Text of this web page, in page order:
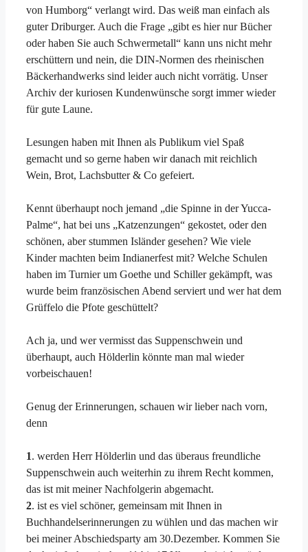
von Humborg“ verlangt wird. Das weiß man einfach als
guter Driburger. Auch die Frage „gibt es hier nur Bücher
oder haben Sie auch Schwermetall“ kann uns nicht mehr
erschüttern und nein, die DIN-Normen des rheinischen
Bäckerhandwerks sind leider auch nicht vorrätig. Unser
Archiv der kuriosen Kundenwünsche sorgt immer wieder
für gute Laune.
Lesungen haben mit Ihnen als Publikum viel Spaß
gemacht und so gerne haben wir danach mit reichlich
Wein, Brot, Lachsbutter & Co gefeiert.
Kennt überhaupt noch jemand „die Spinne in der Yucca-
Palme“, hat bei uns „Katzenzungen“ gekostet, oder den
schönen, aber stummen Isländer gesehen? Wie viele
Kinder machten beim Indianerfest mit? Welche Schulen
haben im Turnier um Goethe und Schiller gekämpft, was
wurde beim französischen Abend serviert und wer hat dem
Grüffelo die Pfote geschüttelt?
Ach ja, und wer vermisst das Suppenschwein und
überhaupt, auch Hölderlin könnte man mal wieder
vorbeischauen!
Genug der Erinnerungen, schauen wir lieber nach vorn,
denn
1. werden Herr Hölderlin und das überaus freundliche
Suppenschwein auch weiterhin zu ihrem Recht kommen,
das ist mit meiner Nachfolgerin abgemacht.
2. ist es viel schöner, gemeinsam mit Ihnen in
Buchhandelserinnerungen zu wühlen und das machen wir
bei meiner Abschiedsparty am 30.Dezember. Kommen Sie